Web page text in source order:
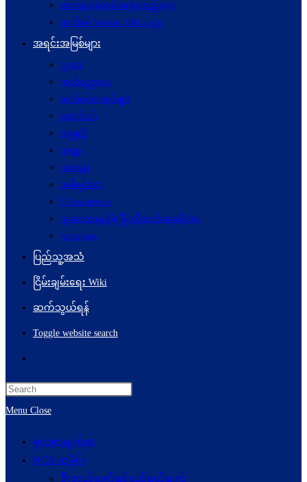
စေတနာ့ဝန်ထမ်းအဖွဲ့အစည်းများ
ဆက်စပ် Website URLs များ
အရင်းအမြစ်များ
ဥပဒေ
အသိပညာပေး
ဆက်စပ်စာအုပ်များ
ဆောင်းပါး
ဝတ္ထုတို
ကဗျာ
ကာတွန်း
အစီရင်ခံစာ
E-Newsletters
သုတေသနနှင့်ဖွံ့ဖြိုးတိုးတက်ရေးဆိုင်ရာ
Acronyms
ပြည်သူ့အသံ
ငြိမ်းချမ်းရေး Wiki
ဆက်သွယ်ရန်
Toggle website search
Menu Close
မူလစာမျက်နှာ
NCA သမိုင်း
ဦးတည်ချက်နှင့်ရည်ရွယ်ချက်